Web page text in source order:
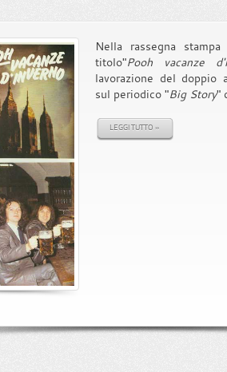
Nella rassegna
titolo"Pooh vacanze
lavorazione del doppio
sul periodico "Big Story"
LEGGI TUTTO »